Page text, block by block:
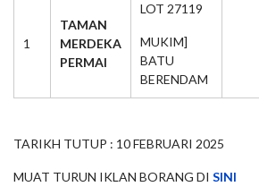
1
TAMAN
MERDEKA
PERMAI
LOT 27119
MUKIM]
BATU
BERENDAM
TARIKH TUTUP : 10 FEBRUARI 2025
MUAT TURUN IKLAN BORANG DI SINI